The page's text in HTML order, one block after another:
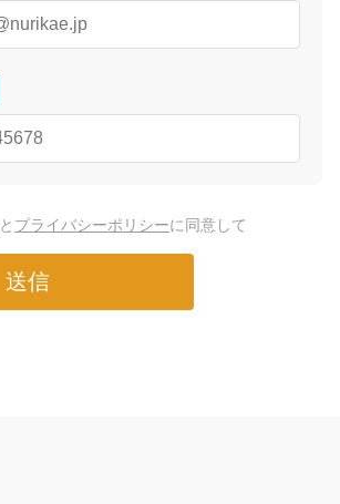
と プライバシーポリシーに同意して
送信